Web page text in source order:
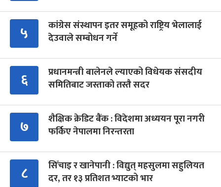
५
कांग्रेस संस्थापन इतर समूहको राष्ट्रिय भेलालाई
देउवाले सम्बोधन गर्ने
६
प्रधानमन्त्री बालेनले ल्याएको विधेयक संसदीय
समितिबाट जस्ताको तस्तै सदर
७
शैक्षिक क्रेडिट बैंक : विदेशमा अध्ययन पूरा नगरी
फर्किए नेपालमा निरन्तरता
८
सिँचाइ र खानेपानी : विद्युत् महसुलमा सहुलियत
दर, तर १३ प्रतिशत भ्याटको भार